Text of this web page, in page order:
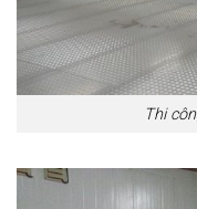
Thi